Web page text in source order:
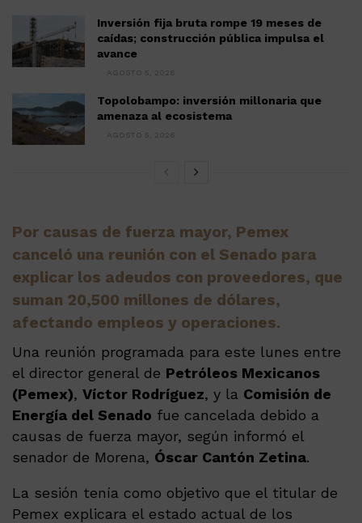
Inversión fija bruta rompe 19 meses de
caídas; construcción pública impulsa el
avance
AGOSTO 5, 2026
Topolobampo: inversión millonaria que
amenaza al ecosistema
AGOSTO 5, 2026
Por causas de fuerza mayor, Pemex
canceló una reunión con el Senado para
explicar los adeudos con proveedores, que
suman 20,500 millones de dólares,
afectando empleos y operaciones.
Una reunión programada para este lunes entre
el director general de Petróleos Mexicanos
(Pemex), Víctor Rodríguez, y la Comisión de
Energía del Senado fue cancelada debido a
causas de fuerza mayor, según informó el
senador de Morena, Óscar Cantón Zetina.
La sesión tenía como objetivo que el titular de
Pemex explicara el estado actual de los